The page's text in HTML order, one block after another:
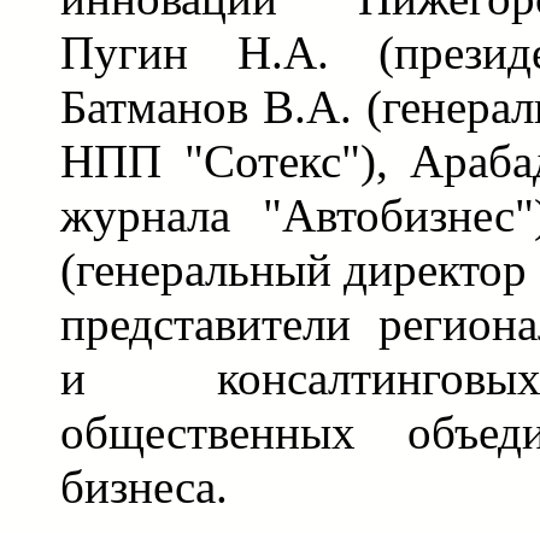
Пугин Н.А.
Батманов В.А.
НПП "Сотекс"),
журнала
(генеральный
представители
и
общественных
бизнеса.